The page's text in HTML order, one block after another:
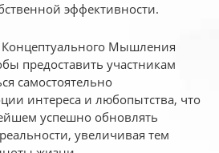
эффективности.
Мышления
предоставить участникам
самостоятельно
интереса и любопытства, что
успешно обновлять
увеличивая тем